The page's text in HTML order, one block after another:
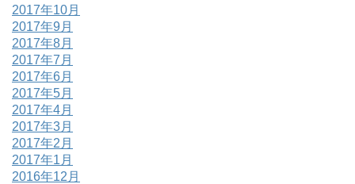
2017年10月
2017年9月
2017年8月
2017年7月
2017年6月
2017年5月
2017年4月
2017年3月
2017年2月
2017年1月
2016年12月